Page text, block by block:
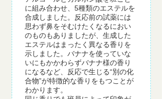
に組み合わせ、5種類のエステルを
合成しました。反応前の試薬には
思わず鼻をそむけたくなるにおい
のものもありましたが、生成した
エステルはまったく異なる香りを
示しました。バナナを使っていな
いにもかかわらずバナナ様の香り
になるなど、反応で生じる“別の化
合物”が特徴的な香りをもつことが
わかります。